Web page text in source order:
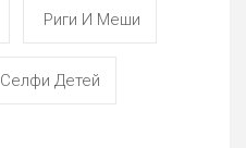
Риги И Меши
Селфи Детей